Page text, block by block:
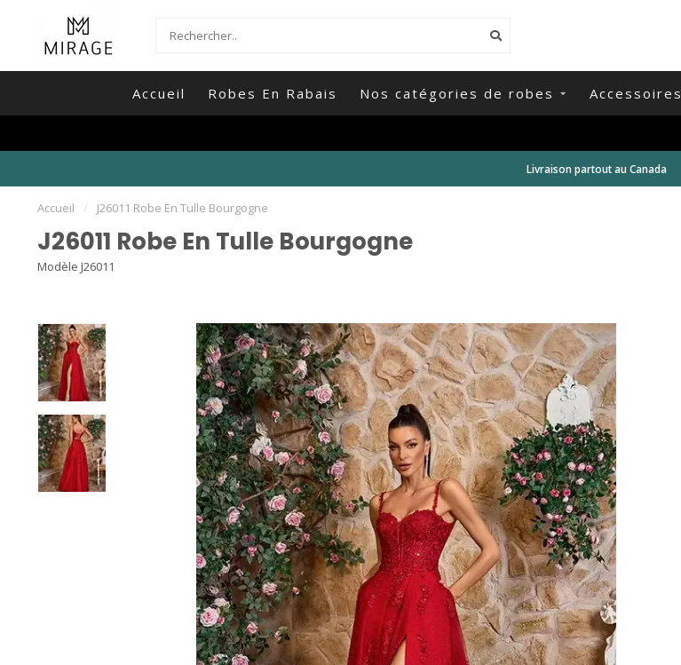
Accueil Robes En Rabais Nos catégories de robes Accessoires
Livraison partout au Canada
Accueil / J26011 Robe En Tulle Bourgogne
J26011 Robe En Tulle Bourgogne
Modèle J26011